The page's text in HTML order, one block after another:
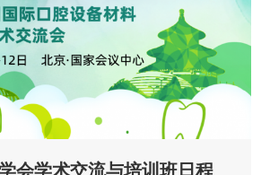
会学术交流与培训班日程